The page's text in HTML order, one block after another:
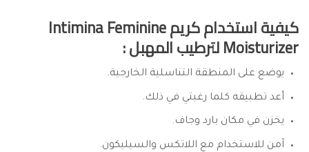
كيفية استخدام كريم Intimina Feminine
Moisturizer لترطيب المهبل :
يوضع على المنطقة التناسلية الخارجية.
أعد تطبيقه كلما رغبتي في ذلك.
يخزن في مكان بارد وجاف.
آمن للاستخدام مع اللاتكس والسيليكون.